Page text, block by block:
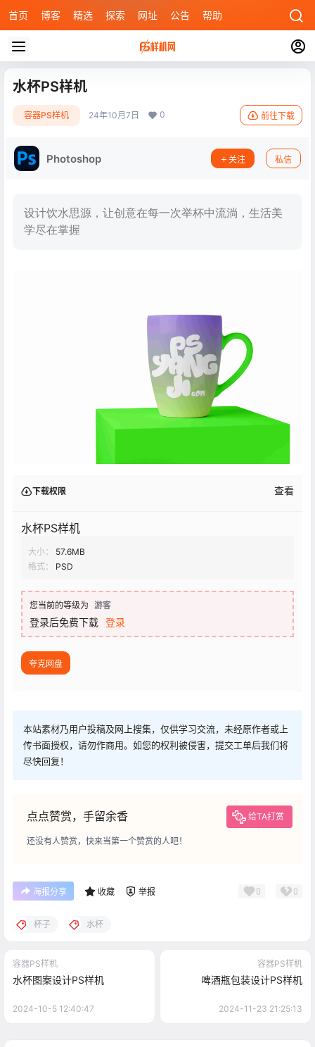
首页 博客 精选 探索 网址 公告 帮助
水杯PS样机
容器PS样机 24年10月7日 0 前往下载
Photoshop 关注 私信
设计饮水思源，让创意在每一次举杯中流淌，生活美
学尽在掌握
下载权限 查看
水杯PS样机
大小：
57.6MB
格式：
PSD
您当前的等级为 游客
登录后免费下载 登录
夸克网盘
本站素材乃用户投稿及网上搜集，仅供学习交流，未经原作者或上
传书面授权，请勿作商用。如您的权利被侵害，提交工单后我们将
尽快回复！
点点赞赏，手留余香 给TA打赏
还没有人赞赏，快来当第一个赞赏的人吧！
海报分享 收藏 举报 0 0
杯子 水杯
容器PS样机
水杯图案设计PS样机
2024-10-5 12:40:47
容器PS样机
啤酒瓶包装设计PS样机
2024-11-23 21:25:13